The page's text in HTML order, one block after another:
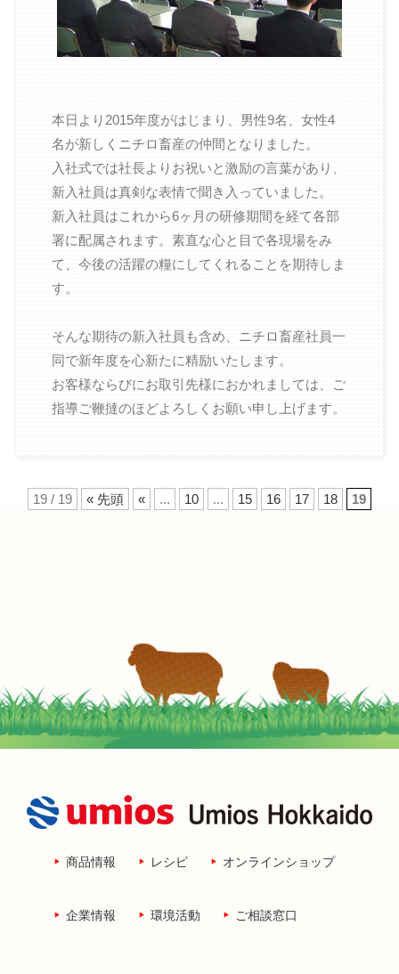
本日より2015年度がはじまり、男性9名、女性4
名が新しくニチロ畜産の仲間となりました。
入社式では社長よりお祝いと激励の言葉があり、
新入社員は真剣な表情で聞き入っていました。
新入社員はこれから6ヶ月の研修期間を経て各部
署に配属されます。素直な心と目で各現場をみ
て、今後の活躍の糧にしてくれることを期待しま
す。
そんな期待の新入社員も含め、ニチロ畜産社員一
同で新年度を心新たに精励いたします。
お客様ならびにお取引先様におかれましては、ご
指導ご鞭撻のほどよろしくお願い申し上げます。
19 / 19 « 先頭 « ... 10 ... 15 16 17 18 19
商品情報 レシピ オンラインショップ
企業情報 環境活動 ご相談窓口